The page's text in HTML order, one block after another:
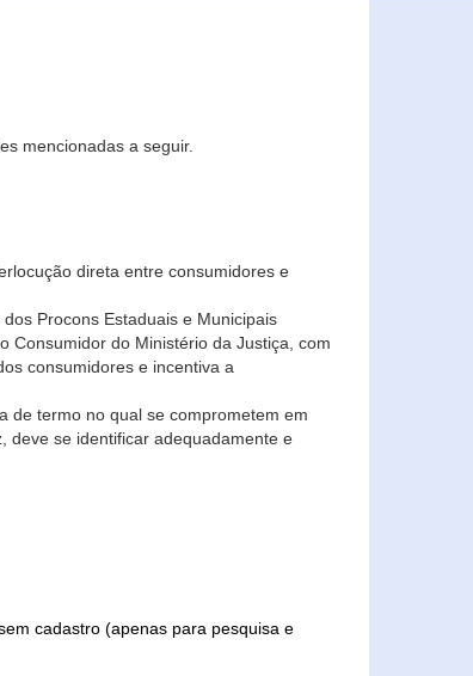
mencionadas a seguir.
direta entre consumidores e
Procons Estaduais e Municipais
Consumidor do Ministério da Justiça, com
consumidores e incentiva a
de termo no qual se comprometem em
deve se identificar adequadamente e
cadastro (apenas para pesquisa e